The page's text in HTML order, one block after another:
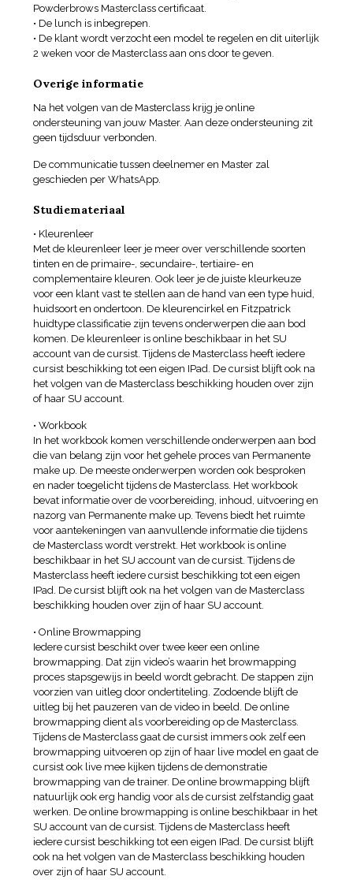
Powderbrows Masterclass certificaat.
• De lunch is inbegrepen.
• De klant wordt verzocht een model te regelen en dit uiterlijk
2 weken voor de Masterclass aan ons door te geven.
Overige informatie
Na het volgen van de Masterclass krijg je online
ondersteuning van jouw Master. Aan deze ondersteuning zit
geen tijdsduur verbonden.
De communicatie tussen deelnemer en Master zal
geschieden per WhatsApp.
Studiemateriaal
• Kleurenleer
Met de kleurenleer leer je meer over verschillende soorten
tinten en de primaire-, secundaire-, tertiaire- en
complementaire kleuren. Ook leer je de juiste kleurkeuze
voor een klant vast te stellen aan de hand van een type huid,
huidsoort en ondertoon. De kleurencirkel en Fitzpatrick
huidtype classificatie zijn tevens onderwerpen die aan bod
komen. De kleurenleer is online beschikbaar in het SU
account van de cursist. Tijdens de Masterclass heeft iedere
cursist beschikking tot een eigen IPad. De cursist blijft ook na
het volgen van de Masterclass beschikking houden over zijn
of haar SU account.
• Workbook
In het workbook komen verschillende onderwerpen aan bod
die van belang zijn voor het gehele proces van Permanente
make up. De meeste onderwerpen worden ook besproken
en nader toegelicht tijdens de Masterclass. Het workbook
bevat informatie over de voorbereiding, inhoud, uitvoering en
nazorg van Permanente make up. Tevens biedt het ruimte
voor aantekeningen van aanvullende informatie die tijdens
de Masterclass wordt verstrekt. Het workbook is online
beschikbaar in het SU account van de cursist. Tijdens de
Masterclass heeft iedere cursist beschikking tot een eigen
IPad. De cursist blijft ook na het volgen van de Masterclass
beschikking houden over zijn of haar SU account.
• Online Browmapping
Iedere cursist beschikt over twee keer een online
browmapping. Dat zijn video’s waarin het browmapping
proces stapsgewijs in beeld wordt gebracht. De stappen zijn
voorzien van uitleg door ondertiteling. Zodoende blijft de
uitleg bij het pauzeren van de video in beeld. De online
browmapping dient als voorbereiding op de Masterclass.
Tijdens de Masterclass gaat de cursist immers ook zelf een
browmapping uitvoeren op zijn of haar live model en gaat de
cursist ook live mee kijken tijdens de demonstratie
browmapping van de trainer. De online browmapping blijft
natuurlijk ook erg handig voor als de cursist zelfstandig gaat
werken. De online browmapping is online beschikbaar in het
SU account van de cursist. Tijdens de Masterclass heeft
iedere cursist beschikking tot een eigen IPad. De cursist blijft
ook na het volgen van de Masterclass beschikking houden
over zijn of haar SU account.